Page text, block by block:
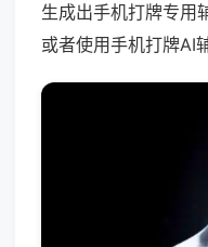
生成出手机打牌专用
或者使用手机打牌AI